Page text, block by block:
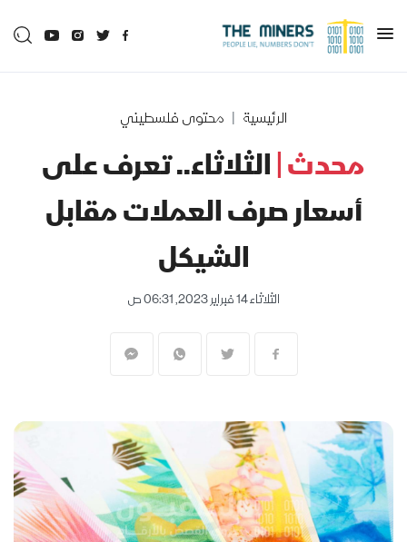
الرئيسية محتوى فلسطيني
محدث |الثلاثاء.. تعرف على
أسعار صرف العملات مقابل
الشيكل
الثلاثاء 14 فبراير 2023, 06:31 ص